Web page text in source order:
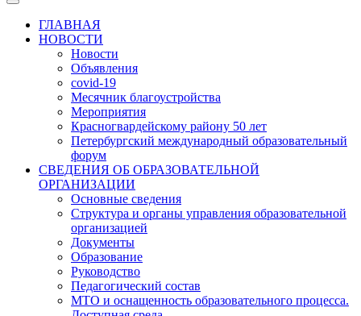
ГЛАВНАЯ
НОВОСТИ
Новости
Объявления
covid-19
Месячник благоустройства
Мероприятия
Красногвардейскому району 50 лет
Петербургский международный образовательный
форум
СВЕДЕНИЯ ОБ ОБРАЗОВАТЕЛЬНОЙ
ОРГАНИЗАЦИИ
Основные сведения
Структура и органы управления образовательной
организацией
Документы
Образование
Руководство
Педагогический состав
МТО и оснащенность образовательного процесса.